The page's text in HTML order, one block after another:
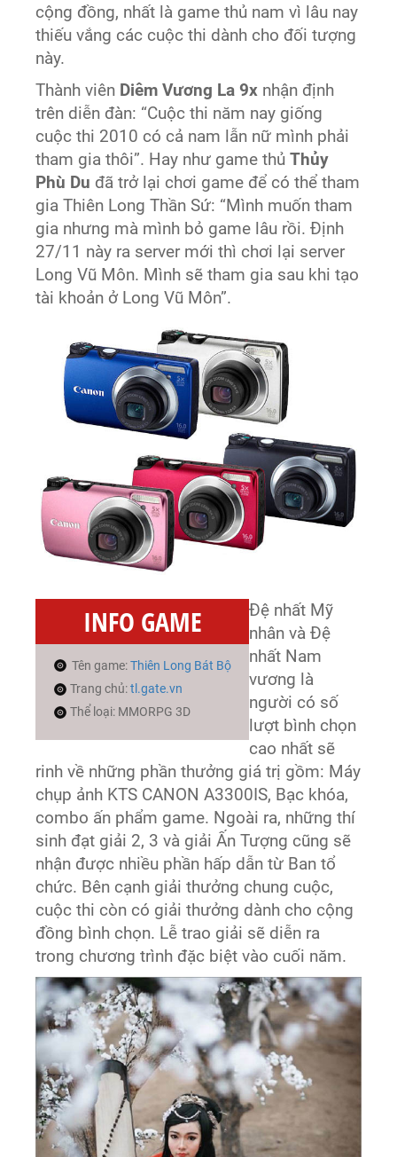
cộng đồng, nhất là game thủ nam vì lâu nay
thiếu vắng các cuộc thi dành cho đối tượng
này.
Thành viên Diêm Vương La 9x nhận định
trên diễn đàn: “Cuộc thi năm nay giống
cuộc thi 2010 có cả nam lẫn nữ mình phải
tham gia thôi”. Hay như game thủThủy
Phù Du đã trở lại chơi game để có thể tham
gia Thiên Long Thần Sứ: “Mình muốn tham
gia nhưng mà mình bỏ game lâu rồi. Định
27/11 này ra server mới thì chơi lại server
Long Vũ Môn. Mình sẽ tham gia sau khi tạo
tài khoản ở Long Vũ Môn”.
INFO GAME
Tên game:Thiên Long Bát Bộ
Trang chủ:tl.gate.vn
Thể loại: MMORPG 3D
Đệ nhất Mỹ
nhân và Đệ
nhất Nam
vương là
người có số
lượt bình chọn
cao nhất sẽ
rinh về những phần thưởng giá trị gồm: Máy
chụp ảnh KTS CANON A3300IS, Bạc khóa,
combo ấn phẩm game. Ngoài ra, những thí
sinh đạt giải 2, 3 và giải Ấn Tượng cũng sẽ
nhận được nhiều phần hấp dẫn từ Ban tổ
chức. Bên cạnh giải thưởng chung cuộc,
cuộc thi còn có giải thưởng dành cho cộng
đồng bình chọn. Lễ trao giải sẽ diễn ra
trong chương trình đặc biệt vào cuối năm.